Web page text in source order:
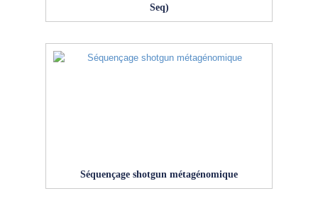
Seq)
Séquençage shotgun métagénomique